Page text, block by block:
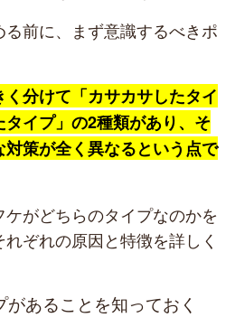
前に、まず意識するべきポ
分けて「カサカサしたタイ
イプ」の2種類があり、そ
策が全く異なるという点で
がどちらのタイプなのかを
ぞれの原因と特徴を詳しく
あることを知っておく